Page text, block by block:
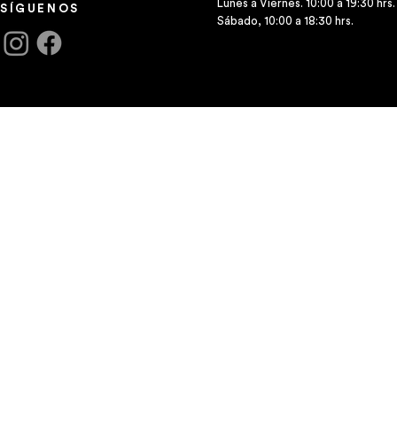
SÍGUENOS
Lunes a Viernes. 10:00 a 19:30 hrs.
Sábado, 10:00 a 18:30 hrs.